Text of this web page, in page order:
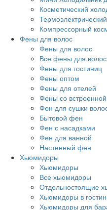
Косметический
Компрессорный
Фены для волос
Фены для волос
Все фены для волос
Фены для гостиниц
Фены оптом
Фены для отелей
Фены со встроенной
Фен для сушки
Бытовой фен
Фен с насадками
Фен для ванной
Настенный фен
Хьюмидоры
Хьюмидоры
Все хьюмидоры
Отдельностоящие
Хьюмидоры в
Хьюмидоры для